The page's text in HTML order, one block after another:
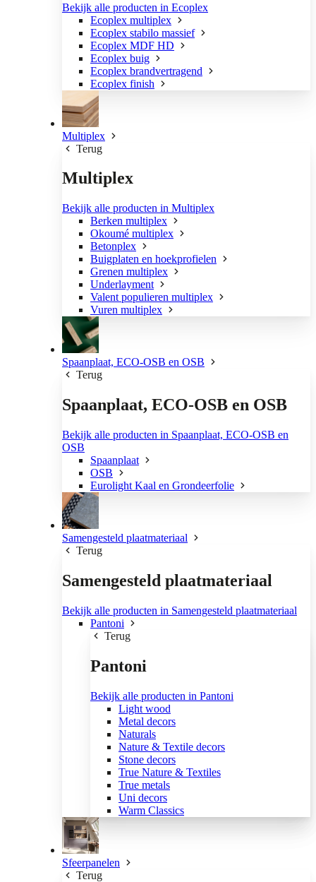
Bekijk alle producten in Ecoplex
Ecoplex multiplex
Ecoplex stabilo massief
Ecoplex MDF HD
Ecoplex buig
Ecoplex brandvertragend
Ecoplex finish
Multiplex
Terug
Multiplex
Bekijk alle producten in Multiplex
Berken multiplex
Okoumé multiplex
Betonplex
Buigplaten en hoekprofielen
Grenen multiplex
Underlayment
Valent populieren multiplex
Vuren multiplex
Spaanplaat, ECO-OSB en OSB
Terug
Spaanplaat, ECO-OSB en OSB
Bekijk alle producten in Spaanplaat, ECO-OSB en
OSB
Spaanplaat
OSB
Eurolight Kaal en Grondeerfolie
Samengesteld plaatmateriaal
Terug
Samengesteld plaatmateriaal
Bekijk alle producten in Samengesteld plaatmateriaal
Pantoni
Terug
Pantoni
Bekijk alle producten in Pantoni
Light wood
Metal decors
Naturals
Nature & Textile decors
Stone decors
True Nature & Textiles
True metals
Uni decors
Warm Classics
Sfeerpanelen
Terug